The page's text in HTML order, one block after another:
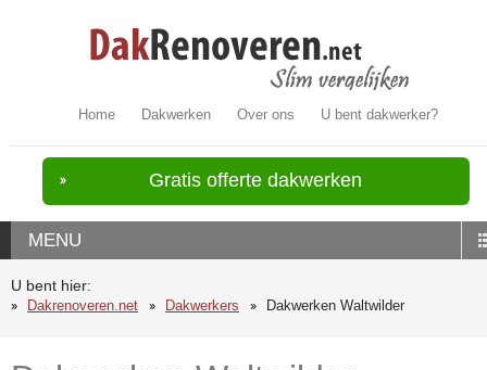
Home Dakwerken Over ons U bent dakwerker?
Gratis offerte dakwerken
MENU
U bent hier:
Dakrenoveren.net
Dakwerkers Dakwerken Waltwilder